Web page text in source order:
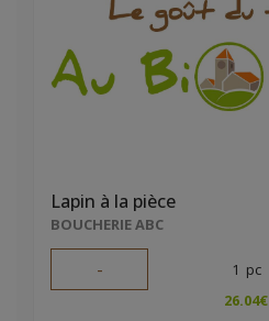
Lapin à la pièce
BOUCHERIE ABC
- 1 pc
26.04€